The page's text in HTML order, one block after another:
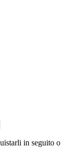
in seguito o